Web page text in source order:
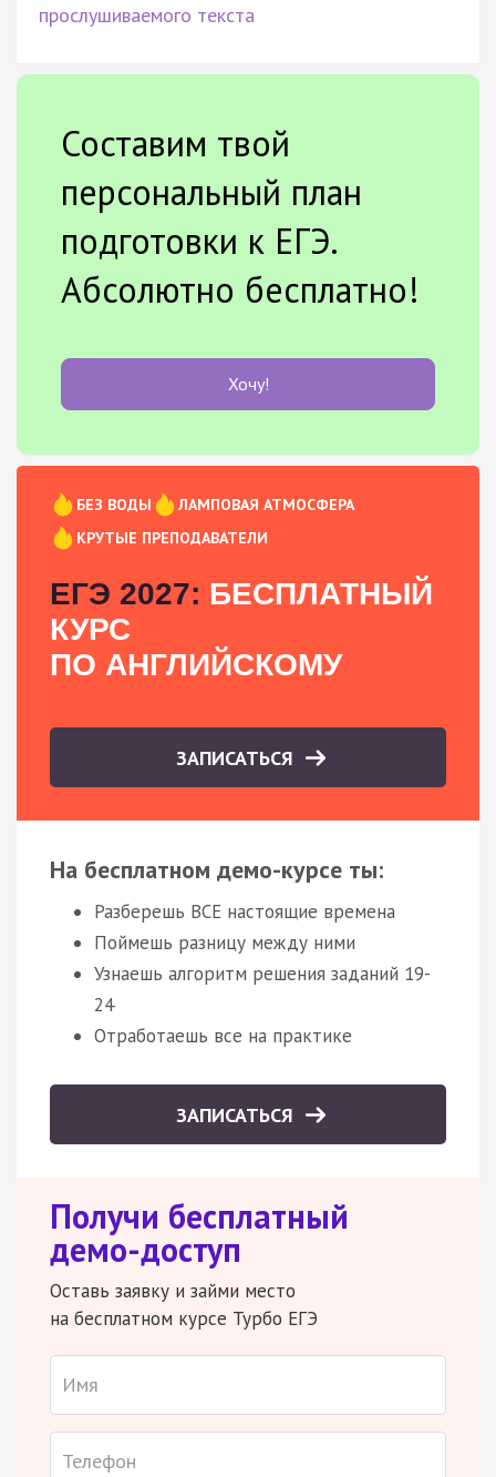
прослушиваемого текста
Составим твой
персональный план
подготовки к ЕГЭ.
Абсолютно бесплатно!
Хочу!
БЕЗ ВОДЫ
ЛАМПОВАЯ АТМОСФЕРА
КРУТЫЕ ПРЕПОДАВАТЕЛИ
ЕГЭ 2027: БЕСПЛАТНЫЙ
КУРС
ПО АНГЛИЙСКОМУ
ЗАПИСАТЬСЯ
На бесплатном демо-курсе ты:
Разберешь ВСЕ настоящие времена
Поймешь разницу между ними
Узнаешь алгоритм решения заданий 19-
24
Отработаешь все на практике
ЗАПИСАТЬСЯ
Получи бесплатный
демо-доступ
Оставь заявку и займи место
на бесплатном курсе Турбо ЕГЭ